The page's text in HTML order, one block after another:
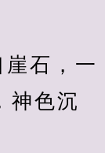
石，一
神色沉